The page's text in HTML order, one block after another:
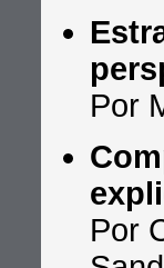
Por
Por